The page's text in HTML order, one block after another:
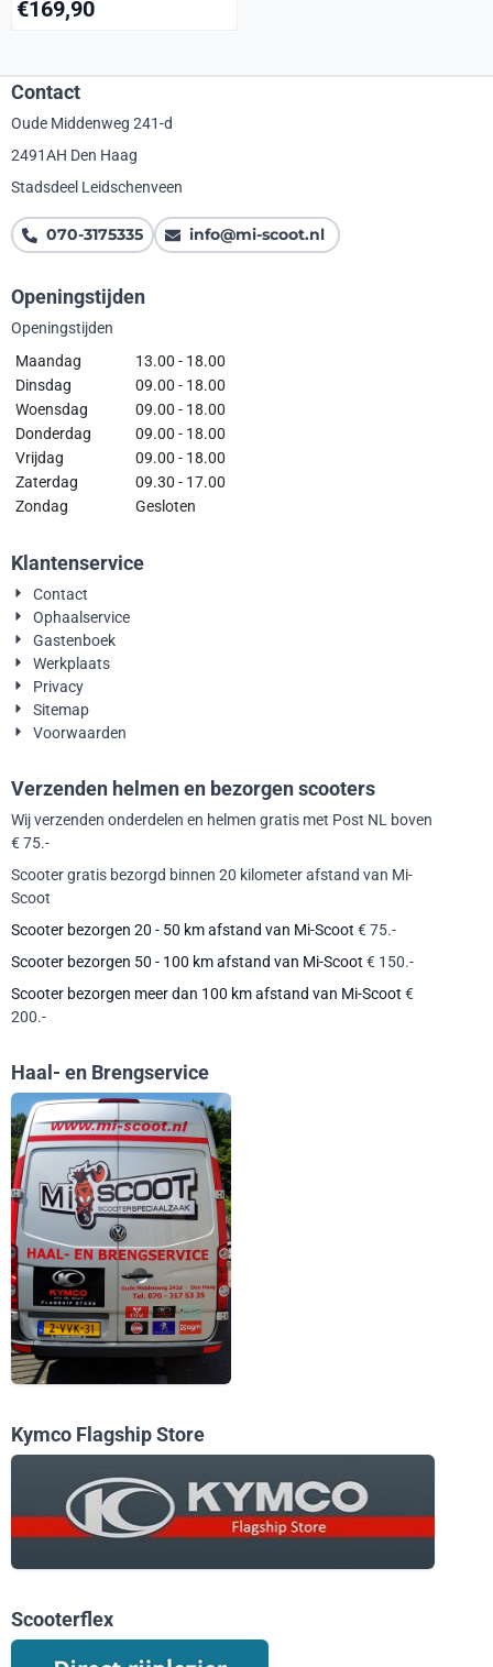
€169,90
Contact
Oude Middenweg 241-d
2491AH Den Haag
Stadsdeel Leidschenveen
070-3175335 info@mi-scoot.nl
Openingstijden
Openingstijden
Maandag
13.00 - 18.00
Dinsdag
09.00 - 18.00
Woensdag
09.00 - 18.00
Donderdag
09.00 - 18.00
Vrijdag
09.00 - 18.00
Zaterdag
09.30 - 17.00
Zondag
Gesloten
Klantenservice
Contact
Ophaalservice
Gastenboek
Werkplaats
Privacy
Sitemap
Voorwaarden
Verzenden helmen en bezorgen scooters
Wij verzenden onderdelen en helmen gratis met Post NL boven
€ 75.-
Scooter gratis bezorgd binnen 20 kilometer afstand van Mi-
Scoot
Scooter bezorgen 20 - 50 km afstand van Mi-Scoot € 75.-
Scooter bezorgen 50 - 100 km afstand van Mi-Scoot € 150.-
Scooter bezorgen meer dan 100 km afstand van Mi-Scoot €
200.-
Haal- en Brengservice
Kymco Flagship Store
Scooterflex